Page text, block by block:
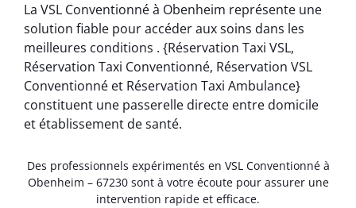
La VSL Conventionné à Obenheim représente une
solution fiable pour accéder aux soins dans les
meilleures conditions . {Réservation Taxi VSL,
Réservation Taxi Conventionné, Réservation VSL
Conventionné et Réservation Taxi Ambulance}
constituent une passerelle directe entre domicile
et établissement de santé.
Des professionnels expérimentés en VSL Conventionné à
Obenheim – 67230 sont à votre écoute pour assurer une
intervention rapide et efficace.